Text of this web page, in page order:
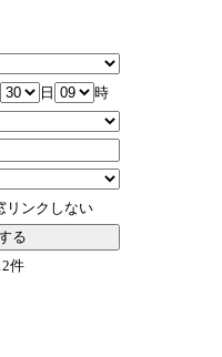
日
時
リンクしない
件